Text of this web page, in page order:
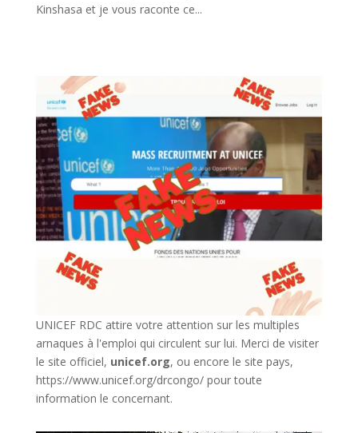
Kinshasa et je vous raconte ce...
UNICEF RDC attire votre attention sur les multiples
arnaques à l'emploi qui circulent sur lui. Merci de visiter
le site officiel, unicef.org, ou encore le site pays,
https://www.unicef.org/drcongo/pour toute
information le concernant.